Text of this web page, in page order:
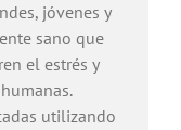
jóvenes y
sano que
el estrés y
utilizando